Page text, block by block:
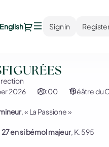
English Dialog
Sign in
2026
20:00
Théâtre du
, « La Passione »
en si bémol majeur, K. 595